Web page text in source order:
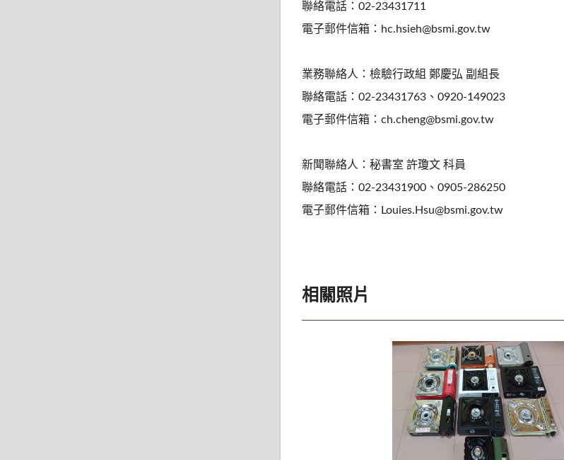
聯絡電話：02-23431711
電子郵件信箱：hc.hsieh@bsmi.gov.tw
業務聯絡人：檢驗行政組 鄭慶弘 副組長
聯絡電話：02-23431763、0920-149023
電子郵件信箱：ch.cheng@bsmi.gov.tw
新聞聯絡人：秘書室 許瓊文 科員
聯絡電話：02-23431900、0905-286250
電子郵件信箱：Louies.Hsu@bsmi.gov.tw
相關照片